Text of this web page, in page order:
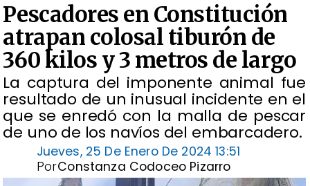
Pescadores en Constitución
atrapan colosal tiburón de
360 kilos y 3 metros de largo
​La captura del imponente animal fue
resultado de un inusual incidente en el
que se enredó con la malla de pescar
de uno de los navíos del embarcadero.
Jueves, 25 De Enero De 2024 13:51
Constanza Codoceo Pizarro
Por